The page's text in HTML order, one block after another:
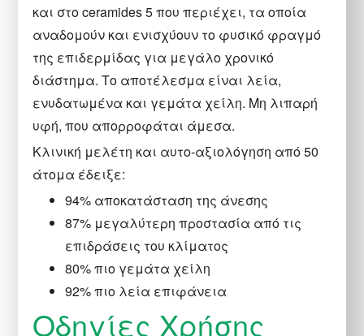
και στο ceramides 5 που περιέχει, τα οποία
αναδομούν και ενισχύουν το φυσικό φραγμό
της επιδερμίδας για μεγάλο χρονικό
διάστημα. Το αποτέλεσμα είναι λεία,
ενυδατωμένα και γεμάτα χείλη. Μη λιπαρή
υφή, που απορροφάται άμεσα.
Κλινική μελέτη και αυτο-αξιολόγηση από 50
άτομα έδειξε:
94% αποκατάσταση της άνεσης
87% μεγαλύτερη προστασία από τις
επιδράσεις του κλίματος
80% πιο γεμάτα χείλη
92% πιο λεία επιφάνεια
Οδηγίες Χρήσης